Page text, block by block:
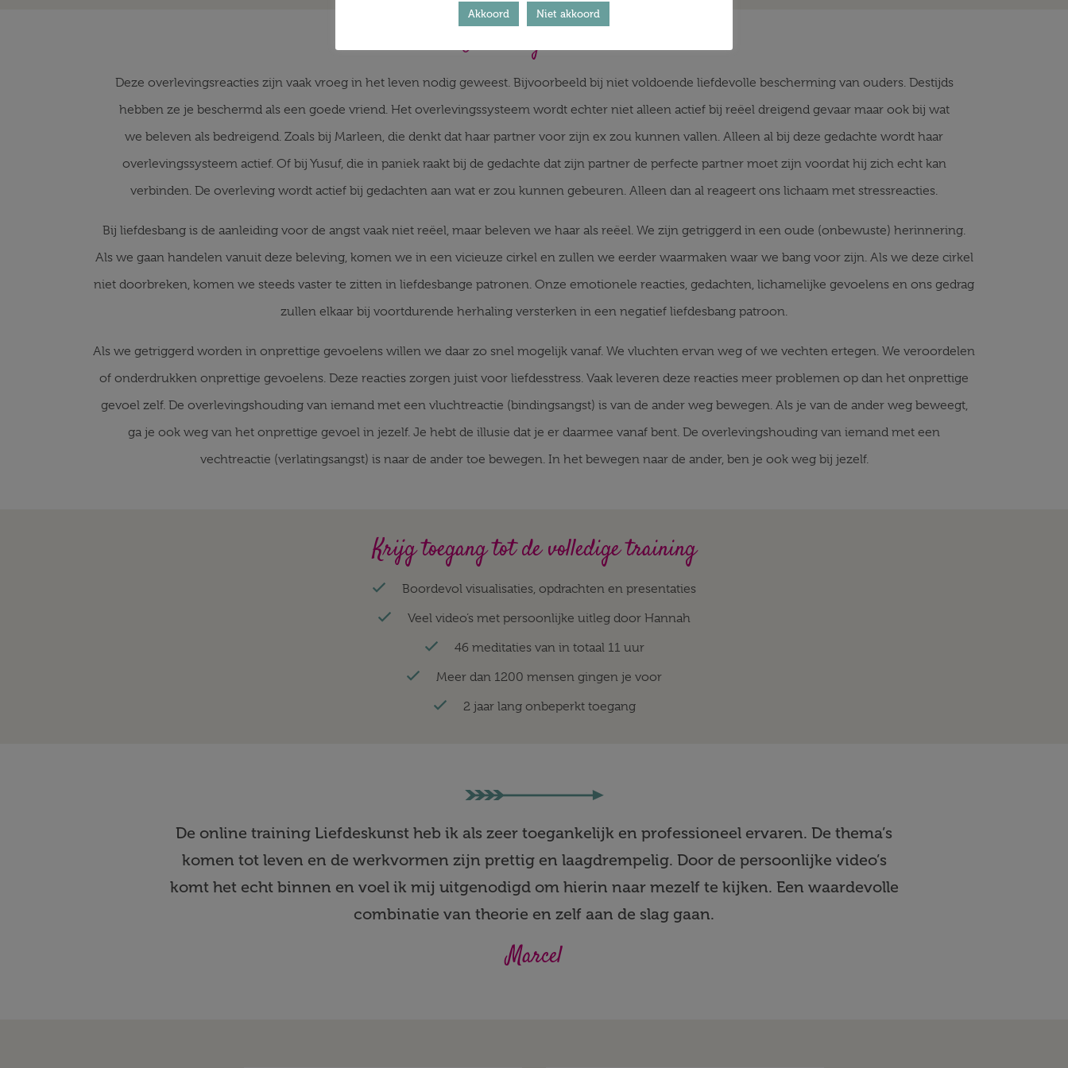
Overlevingsreacties
Deze overlevingsreacties zijn vaak vroeg in het leven nodig geweest. Bijvoorbeeld bij niet voldoende liefdevolle bescherming van ouders. Destijds
hebben ze je beschermd als een goede vriend. Het overlevingssysteem wordt echter niet alleen actief bij reëel dreigend gevaar maar ook bij wat
we beleven als bedreigend. Zoals bij Marleen, die denkt dat haar partner voor zijn ex zou kunnen vallen. Alleen al bij deze gedachte wordt haar
overlevingssysteem actief. Of bij Yusuf, die in paniek raakt bij de gedachte dat zijn partner de perfecte partner moet zijn voordat hij zich echt kan
verbinden. De overleving wordt actief bij gedachten aan wat er zou kunnen gebeuren. Alleen dan al reageert ons lichaam met stressreacties.
Bij liefdesbang is de aanleiding voor de angst vaak niet reëel, maar beleven we haar als reëel. We zijn getriggerd in een oude (onbewuste) herinnering.
Als we gaan handelen vanuit deze beleving, komen we in een vicieuze cirkel en zullen we eerder waarmaken waar we bang voor zijn. Als we deze cirkel
niet doorbreken, komen we steeds vaster te zitten in liefdesbange patronen. Onze emotionele reacties, gedachten, lichamelijke gevoelens en ons gedrag
zullen elkaar bij voortdurende herhaling versterken in een negatief liefdesbang patroon.
Als we getriggerd worden in onprettige gevoelens willen we daar zo snel mogelijk vanaf. We vluchten ervan weg of we vechten ertegen. We veroordelen
of onderdrukken onprettige gevoelens. Deze reacties zorgen juist voor liefdesstress. Vaak leveren deze reacties meer problemen op dan het onprettige
gevoel zelf. De overlevingshouding van iemand met een vluchtreactie (bindingsangst) is van de ander weg bewegen. Als je van de ander weg beweegt,
ga je ook weg van het onprettige gevoel in jezelf. Je hebt de illusie dat je er daarmee vanaf bent. De overlevingshouding van iemand met een
vechtreactie (verlatingsangst) is naar de ander toe bewegen. In het bewegen naar de ander, ben je ook weg bij jezelf.
Krijg toegang tot de volledige training
Boordevol visualisaties, opdrachten en presentaties
Veel video’s met persoonlijke uitleg door Hannah
46 meditaties van in totaal 11 uur
Meer dan 1200 mensen gingen je voor
2 jaar lang onbeperkt toegang
De online training Liefdeskunst heb ik als zeer toegankelijk en professioneel ervaren. De thema’s
komen tot leven en de werkvormen zijn prettig en laagdrempelig. Door de persoonlijke video’s
komt het echt binnen en voel ik mij uitgenodigd om hierin naar mezelf te kijken. Een waardevolle
combinatie van theorie en zelf aan de slag gaan.
Marcel
Akkoord Niet akkoord